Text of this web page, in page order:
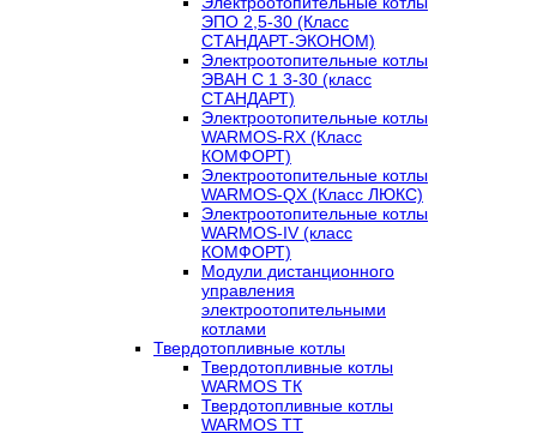
ЭПО 2,5-30 (Класс
СТАНДАРТ-ЭКОНОМ)
Электроотопительные котлы
ЭВАН С 1 3-30 (класс
СТАНДАРТ)
Электроотопительные котлы
WARMOS-RX (Класс
КОМФОРТ)
Электроотопительные котлы
WARMOS-QX (Класс ЛЮКС)
Электроотопительные котлы
WARMOS-IV (класс
КОМФОРТ)
Модули дистанционного
управления
электроотопительными
котлами
Твердотопливные котлы
Твердотопливные котлы
WARMOS TК
Твердотопливные котлы
WARMOS TT